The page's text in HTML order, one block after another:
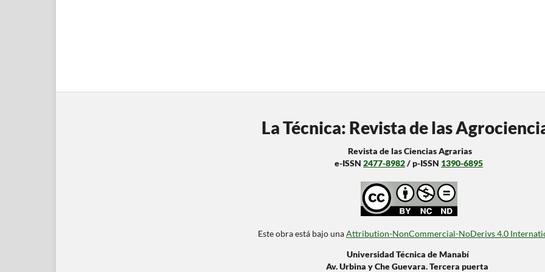
La Técnica: Revista de las
Revista de las Ciencias Agrarias
e-ISSN 2477-8982/ p-ISSN 1390-6895
Este obra está bajo unaAttribution-NonCommercial-NoDerivs 4.0
Universidad Técnica de Manabí
Av. Urbina y Che Guevara. Tercera puerta